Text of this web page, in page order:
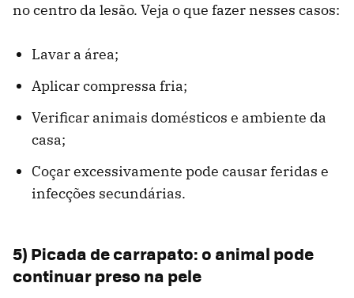
no centro da lesão. Veja o que fazer nesses casos:
Lavar a área;
Aplicar compressa fria;
Verificar animais domésticos e ambiente da
casa;
Coçar excessivamente pode causar feridas e
infecções secundárias.
5) Picada de carrapato: o animal pode
continuar preso na pele